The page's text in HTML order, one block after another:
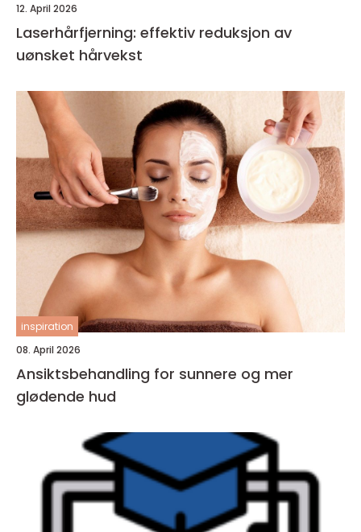
12. April 2026
Laserhårfjerning: effektiv reduksjon av
uønsket hårvekst
inspiration
08. April 2026
Ansiktsbehandling for sunnere og mer
glødende hud